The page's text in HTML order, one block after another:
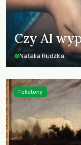
Czy AI
Natalia Rudzka
Felietony